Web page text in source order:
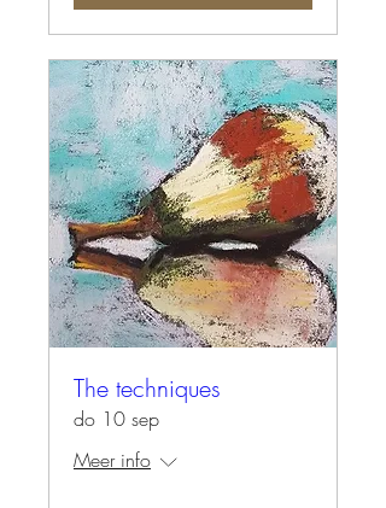
The techniques
do 10 sep
Meer info